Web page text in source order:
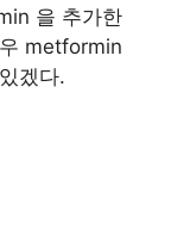
을 추가한
metformin
겠다.